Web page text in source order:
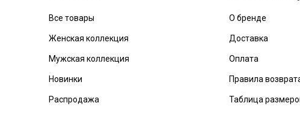
Все товары
Женская коллекция
Мужская коллекция
Новинки
Распродажа
О бренде
Доставка
Оплата
Правила
Таблица